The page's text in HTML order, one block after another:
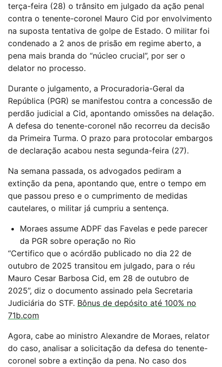
terça-feira (28) o trânsito em julgado da ação penal
contra o tenente-coronel Mauro Cid por envolvimento
na suposta tentativa de golpe de Estado. O militar foi
condenado a 2 anos de prisão em regime aberto, a
pena mais branda do “núcleo crucial”, por ser o
delator no processo.
Durante o julgamento, a Procuradoria-Geral da
República (PGR) se manifestou contra a concessão de
perdão judicial a Cid, apontando omissões na delação.
A defesa do tenente-coronel não recorreu da decisão
da Primeira Turma. O prazo para protocolar embargos
de declaração acabou nesta segunda-feira (27).
Na semana passada, os advogados pediram a
extinção da pena, apontando que, entre o tempo em
que passou preso e o cumprimento de medidas
cautelares, o militar já cumpriu a sentença.
Moraes assume ADPF das Favelas e pede parecer
da PGR sobre operação no Rio
“Certifico que o acórdão publicado no dia 22 de
outubro de 2025 transitou em julgado, para o réu
Mauro Cesar Barbosa Cid, em 28 de outubro de
2025”, diz o documento assinado pela Secretaria
Judiciária do STF. Bônus de depósito até 100% no
71b.com
Agora, cabe ao ministro Alexandre de Moraes, relator
do caso, analisar a solicitação da defesa do tenente-
coronel sobre a extinção da pena. No caso dos